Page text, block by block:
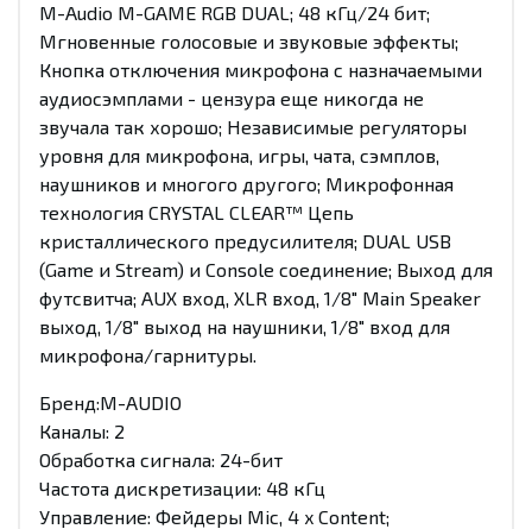
M-Audio M-GAME RGB DUAL; 48 кГц/24 бит;
Мгновенные голосовые и звуковые эффекты;
Кнопка отключения микрофона с назначаемыми
аудиосэмплами - цензура еще никогда не
звучала так хорошо; Независимые регуляторы
уровня для микрофона, игры, чата, сэмплов,
наушников и многого другого; Микрофонная
технология CRYSTAL CLEAR™ Цепь
кристаллического предусилителя; DUAL USB
(Game и Stream) и Console соединение; Выход для
футсвитча; AUX вход, XLR вход, 1/8" Main Speaker
выход, 1/8" выход на наушники, 1/8" вход для
микрофона/гарнитуры.
Бренд:M-AUDIO
Каналы: 2
Обработка сигнала: 24-бит
Частота дискретизации: 48 кГц
Управление: Фейдеры Mic, 4 x Content;